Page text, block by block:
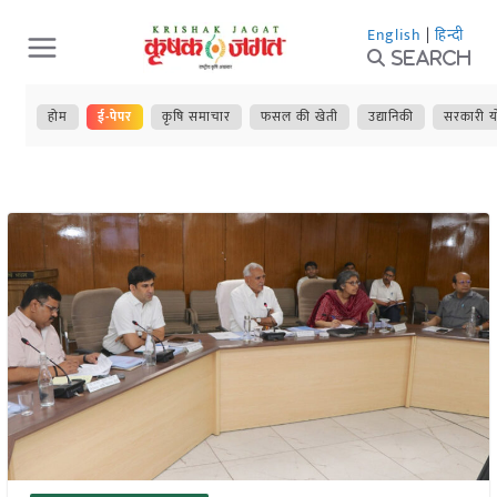
Skip
to
content
English | हिन्दी
Search
होम ई-पेपर कृषि समाचार फसल की खेती उद्यानिकी सरकारी